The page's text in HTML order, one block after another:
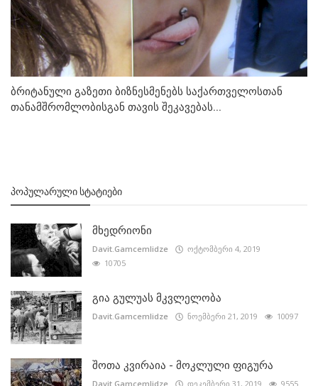
ბრიტანული გაზეთი ბიზნესმენებს საქართველოსთან
თანამშრომლობისგან თავის შეკავებას...
ᲞᲝᲞᲣᲚᲐᲠᲣᲚᲘ ᲡᲢᲐᲢᲘᲔᲑᲘ
მხედრიონი
Davit.Gamcemlidze
ოქტომბერი 4, 2019
10705
გია გულუას მკვლელობა
Davit.Gamcemlidze ნოემბერი 21, 2019 10097
შოთა კვირაია - მოკლული ფიგურა
Davit.Gamcemlidze დეკემბერი 31, 2019 9555